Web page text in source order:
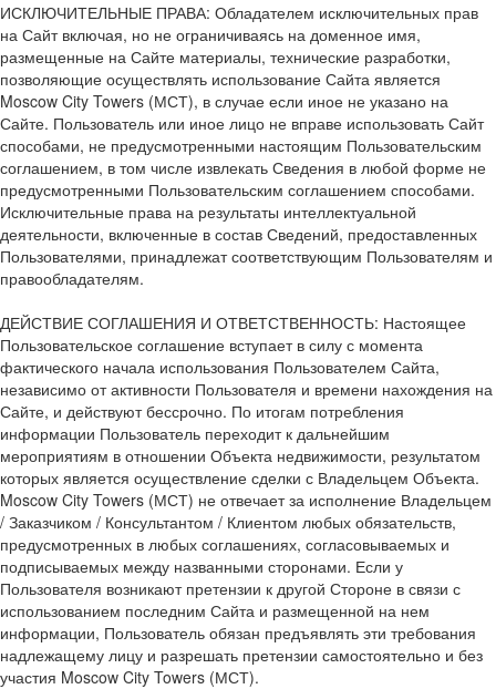
ИСКЛЮЧИТЕЛЬНЫЕ ПРАВА: Обладателем исключительных прав
на Сайт включая, но не ограничиваясь на доменное имя,
размещенные на Сайте материалы, технические разработки,
позволяющие осуществлять использование Сайта является
Moscow City Towers (МСТ), в случае если иное не указано на
Сайте. Пользователь или иное лицо не вправе использовать Сайт
способами, не предусмотренными настоящим Пользовательским
соглашением, в том числе извлекать Сведения в любой форме не
предусмотренными Пользовательским соглашением способами.
Исключительные права на результаты интеллектуальной
деятельности, включенные в состав Сведений, предоставленных
Пользователями, принадлежат соответствующим Пользователям и
правообладателям.
ДЕЙСТВИЕ СОГЛАШЕНИЯ И ОТВЕТСТВЕННОСТЬ: Настоящее
Пользовательское соглашение вступает в силу с момента
фактического начала использования Пользователем Сайта,
независимо от активности Пользователя и времени нахождения на
Сайте, и действуют бессрочно. По итогам потребления
информации Пользователь переходит к дальнейшим
мероприятиям в отношении Объекта недвижимости, результатом
которых является осуществление сделки с Владельцем Объекта.
Moscow City Towers (МСТ) не отвечает за исполнение Владельцем
/ Заказчиком / Консультантом / Клиентом любых обязательств,
предусмотренных в любых соглашениях, согласовываемых и
подписываемых между названными сторонами. Если у
Пользователя возникают претензии к другой Стороне в связи с
использованием последним Сайта и размещенной на нем
информации, Пользователь обязан предъявлять эти требования
надлежащему лицу и разрешать претензии самостоятельно и без
участия Moscow City Towers (МСТ).